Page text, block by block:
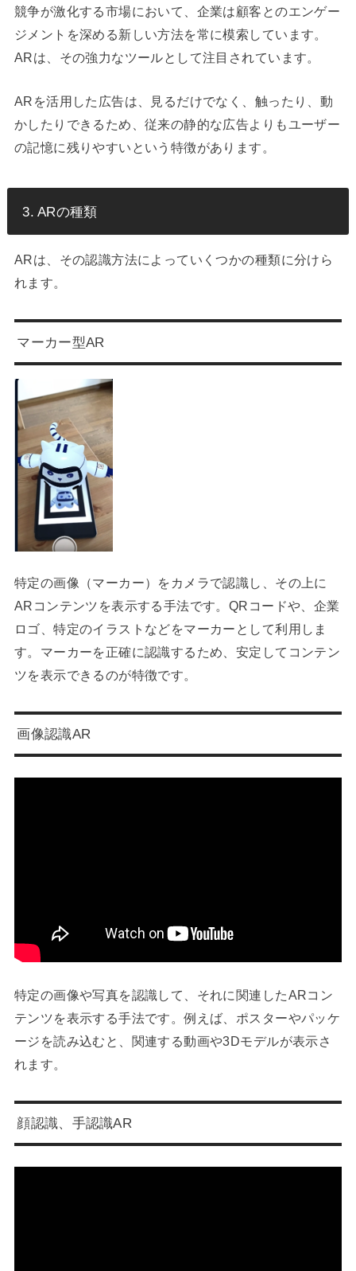
競争が激化する市場において、企業は顧客とのエンゲー
ジメントを深める新しい方法を常に模索しています。
ARは、その強力なツールとして注目されています。
ARを活用した広告は、見るだけでなく、触ったり、動
かしたりできるため、従来の静的な広告よりもユーザー
の記憶に残りやすいという特徴があります。
3. ARの種類
ARは、その認識方法によっていくつかの種類に分けら
れます。
マーカー型AR
特定の画像（マーカー）をカメラで認識し、その上に
ARコンテンツを表示する手法です。QRコードや、企業
ロゴ、特定のイラストなどをマーカーとして利用しま
す。マーカーを正確に認識するため、安定してコンテン
ツを表示できるのが特徴です。
画像認識AR
特定の画像や写真を認識して、それに関連したARコン
テンツを表示する手法です。例えば、ポスターやパッケ
ージを読み込むと、関連する動画や3Dモデルが表示さ
れます。
顔認識、手認識AR